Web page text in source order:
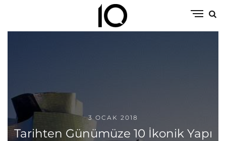
3 OCAK 2018
Tarihten Günümüze 10 İkonik Yapı